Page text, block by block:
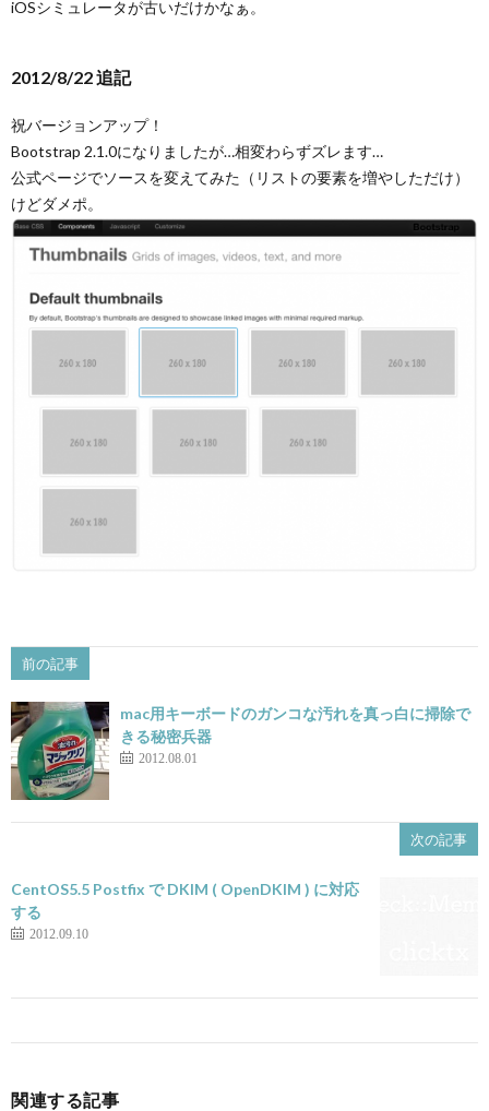
iOSシミュレータが古いだけかなぁ。
2012/8/22 追記
祝バージョンアップ！
Bootstrap 2.1.0になりましたが…相変わらずズレます…
公式ページでソースを変えてみた（リストの要素を増やしただけ）
けどダメポ。
前の記事
mac用キーボードのガンコな汚れを真っ白に掃除で
きる秘密兵器
2012.08.01
次の記事
CentOS5.5 Postfix で DKIM ( OpenDKIM ) に対応
する
2012.09.10
関連する記事